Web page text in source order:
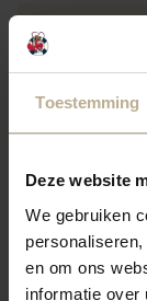
Toestemming
Deze website
We gebruiken
en om ons
informatie over
Verhuur
idee!
strand.